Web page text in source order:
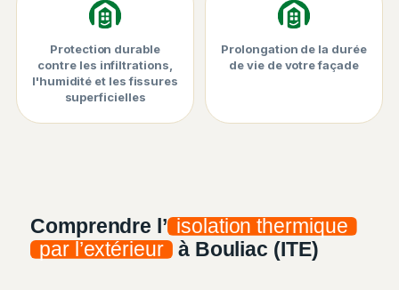
Protection durable
contre les infiltrations,
l'humidité et les fissures
superficielles
Prolongation de la durée
de vie de votre façade
Comprendre l’ isolation thermique
par l’extérieur à Bouliac (ITE)